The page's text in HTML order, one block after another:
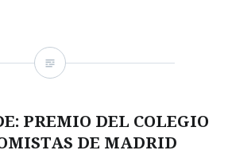
PREMIO DEL COLEGIO
DE MADRID